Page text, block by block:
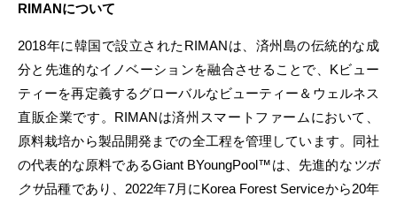
RIMANについて
2018年に韓国で設立されたRIMANは、済州島の伝統的な成
分と先進的なイノベーションを融合させることで、Kビュー
ティーを再定義するグローバルなビューティー＆ウェルネス
直販企業です。RIMANは済州スマートファームにおいて、
原料栽培から製品開発までの全工程を管理しています。同社
の代表的な原料であるGiant BYoungPool™は、先進的な ツボ
クサ品種であり、2022年7月にKorea Forest Serviceから20年